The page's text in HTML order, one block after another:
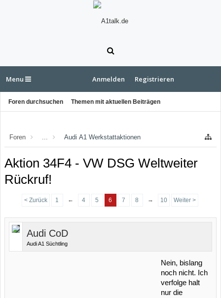
Menu
Foren durchsuchen Themen mit aktuellen Beiträgen
Anmelden Registrieren
Foren ... Audi A1 Werkstattaktionen
Aktion 34F4 - VW DSG Weltweiter
Rückruf!
< Zurück 1 ← 4 5 6 7 8 → 10 Weiter >
Audi CoD
Audi A1 Süchtling
Nein, bislang
noch nicht. Ich
verfolge halt
nur die